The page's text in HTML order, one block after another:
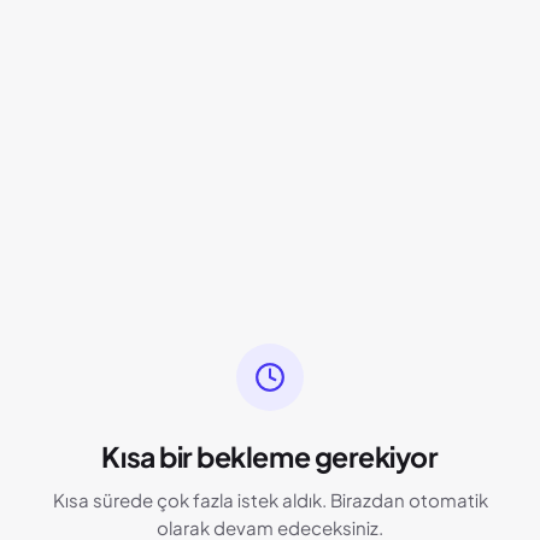
Kısa bir bekleme gerekiyor
Kısa sürede çok fazla istek aldık. Birazdan otomatik
olarak devam edeceksiniz.